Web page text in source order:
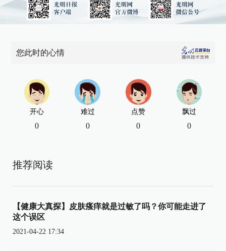
您此时的心情
开心
0
难过
0
点赞
0
飘过
0
推荐阅读
【健康大真探】皮肤瘙痒就是过敏了吗？你可能走进了
这个误区
2021-04-22 17:34